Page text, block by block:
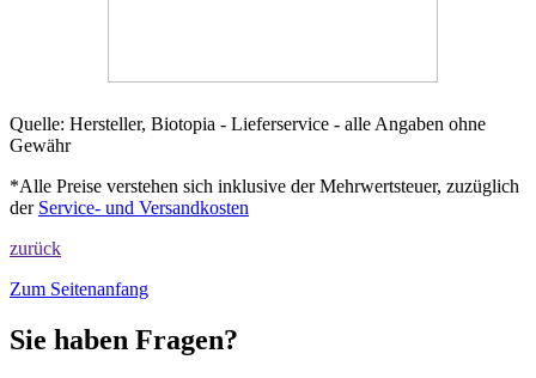
Quelle: Hersteller, Biotopia - Lieferservice - alle Angaben ohne
Gewähr
*Alle Preise verstehen sich inklusive der Mehrwertsteuer, zuzüglich
der Service- und Versandkosten
zurück
Zum Seitenanfang
Sie haben Fragen?